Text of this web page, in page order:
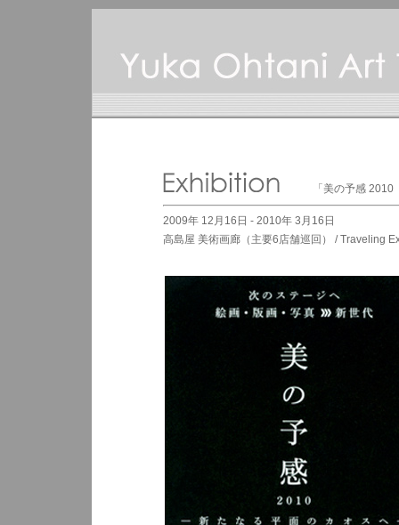
「美の予感
2009年 12月16日 - 2010年 3月16日
高島屋 美術画廊（主要6店舗巡回） / Traveling